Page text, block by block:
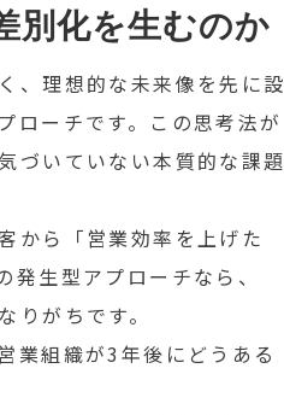
別化を生むのか
、理想的な未来像を先に設
ローチです。この思考法が
づいていない本質的な課題
から「営業効率を上げた
生型アプローチなら、
りがちです。
業組織が3年後にどうある